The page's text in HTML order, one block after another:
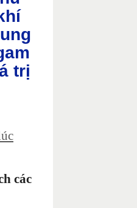
trị
các